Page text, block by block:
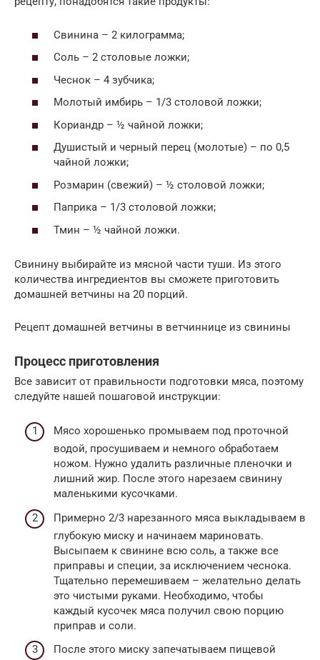
Свинина – 2 килограмма;
Соль – 2 столовые ложки;
Чеснок – 4 зубчика;
Молотый имбирь – 1/3 столовой ложки;
Кориандр – ½ чайной ложки;
Душистый и черный перец (молотые) – по 0,5
чайной ложки;
Розмарин (свежий) – ½ столовой ложки;
Паприка – 1/3 столовой ложки;
Тмин – ½ чайной ложки.
Свинину выбирайте из мясной части туши. Из этого
количества ингредиентов вы сможете приготовить
домашней ветчины на 20 порций.
Рецепт домашней ветчины в ветчиннице из свинины
Процесс приготовления
Все зависит от правильности подготовки мяса, поэтому
следуйте нашей пошаговой инструкции:
Мясо хорошенько промываем под проточной
водой, просушиваем и немного обработаем
ножом. Нужно удалить различные пленочки и
лишний жир. После этого нарезаем свинину
маленькими кусочками.
Примерно 2/3 нарезанного мяса выкладываем в
глубокую миску и начинаем мариновать.
Высыпаем к свинине всю соль, а также все
приправы и специи, за исключением чеснока.
Тщательно перемешиваем – желательно делать
это чистыми руками. Необходимо, чтобы
каждый кусочек мяса получил свою порцию
приправ и соли.
После этого миску запечатываем пищевой